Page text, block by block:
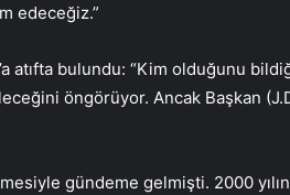
edeceğiz.”
atıfta bulundu: “Kim olduğunu
öngörüyor. Ancak Başkan
gündeme gelmişti. 2000